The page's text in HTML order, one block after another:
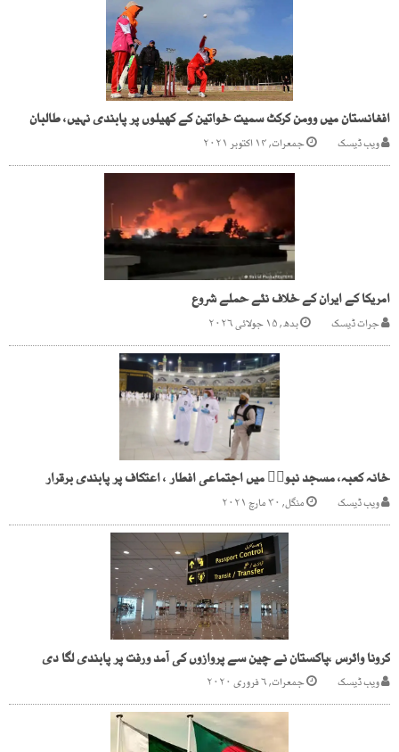
افغانستان میں وومن کرکٹ سمیت خواتین کے کھیلوں پر پابندی نہیں، طالبان
ویب ڈیسک جمعرات, ۱۴ اکتوبر ۲۰۲۱
امریکا کے ایران کے خلاف نئے حملے شروع
جرات ڈیسک بدھ, ۱۵ جولائی ۲۰۲۶
خانہ کعبہ، مسجد نبویؐ میں اجتماعی افطار ، اعتکاف پر پابندی برقرار
ویب ڈیسک منگل, ۳۰ مارچ ۲۰۲۱
کرونا وائرس ،پاکستان نے چین سے پروازوں کی آمد ورفت پر پابندی لگا دی
ویب ڈیسک جمعرات, ۶ فروری ۲۰۲۰